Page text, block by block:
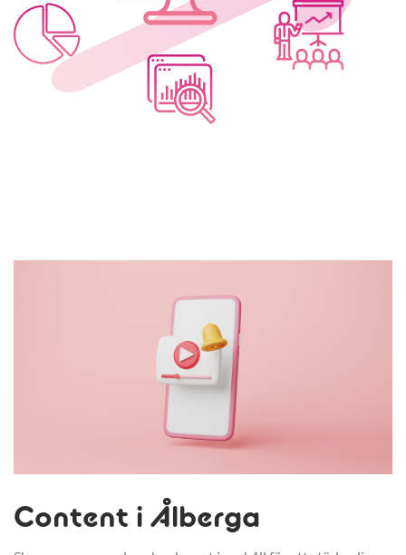
Content i Ålberga